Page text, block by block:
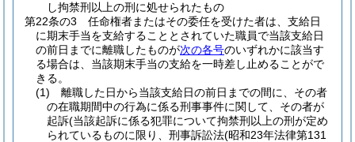
し拘禁刑以上の刑に処せられたもの
第22条の3
任命権者またはその委任を受けた者は、支給日
に期末手当を支給することとされていた職員で当該支給日
の前日までに離職したものが次の各号のいずれかに該当す
る場合は、当該期末手当の支給を一時差し止めることがで
きる。
(1)
離職した日から当該支給日の前日までの間に、その者
の在職期間中の行為に係る刑事事件に関して、その者が
起訴(当該起訴に係る犯罪について拘禁刑以上の刑が定め
られているものに限り、刑事訴訟法(昭和23年法律第131